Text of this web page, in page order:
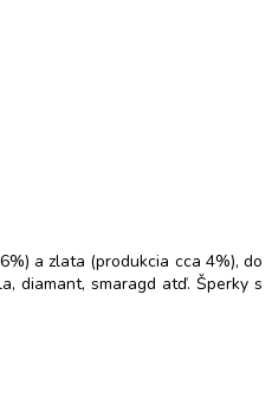
a zlata (produkcia cca 4%), do
diamant, smaragd atď. Šperky s